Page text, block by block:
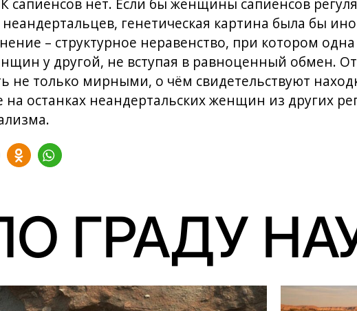
сапиенсов нет. Если бы женщины сапиенсов
генетическая картина была бы
– структурное неравенство, при котором одна
у другой, не вступая в равноценный обмен.
не только мирными, о чём свидетельствуют
на останках неандертальских женщин из других
ГРАДУ